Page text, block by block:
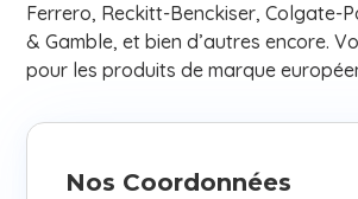
Ferrero, Reckitt-Benckiser, Colgate-
& Gamble, et bien d’autres encore.
pour les produits de marque
Nos Coordonnées